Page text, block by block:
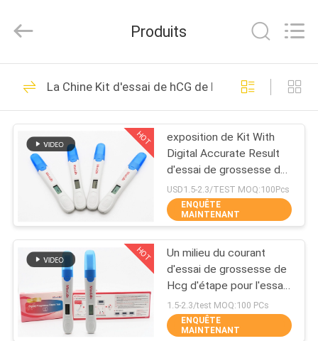
MAISON
PRODUITS
SUJET
NOUS
D'USINE
Guangzhou
Decheng
All
Reserved.
Kit d'essai de hCG
de Digital
60
Kit d'essai de main
gauche de Digital
12
Produits
La Chine Kit d'essai de hCG de Digital
HOT
exposition de Kit With
Digital Accurate Result
d'essai de grossesse de
la CE ANVISA de
10mIU/mL 510k
USD1.5-2.3/TEST MOQ:100Pcs
ENQUÊTE
MAINTENANT
HOT
Un milieu du courant
d'essai de grossesse de
Hcg d'étape pour l'essai
précis
1.5-2.3/test MOQ:100 PCs
ENQUÊTE
MAINTENANT